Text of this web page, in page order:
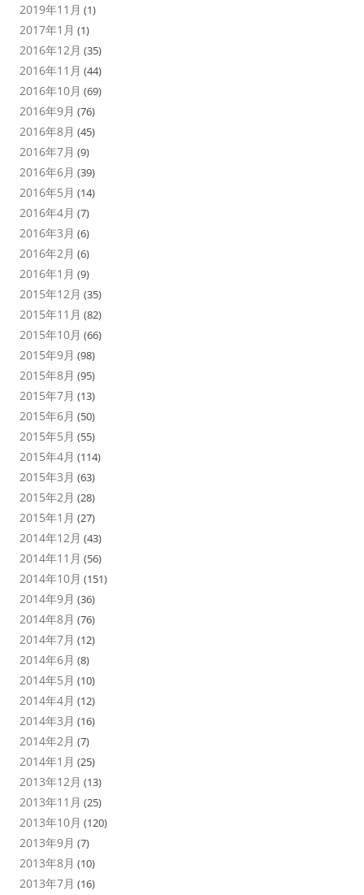
2019年11月 (1)
2017年1月 (1)
2016年12月 (35)
2016年11月 (44)
2016年10月 (69)
2016年9月 (76)
2016年8月 (45)
2016年7月 (9)
2016年6月 (39)
2016年5月 (14)
2016年4月 (7)
2016年3月 (6)
2016年2月 (6)
2016年1月 (9)
2015年12月 (35)
2015年11月 (82)
2015年10月 (66)
2015年9月 (98)
2015年8月 (95)
2015年7月 (13)
2015年6月 (50)
2015年5月 (55)
2015年4月 (114)
2015年3月 (63)
2015年2月 (28)
2015年1月 (27)
2014年12月 (43)
2014年11月 (56)
2014年10月 (151)
2014年9月 (36)
2014年8月 (76)
2014年7月 (12)
2014年6月 (8)
2014年5月 (10)
2014年4月 (12)
2014年3月 (16)
2014年2月 (7)
2014年1月 (25)
2013年12月 (13)
2013年11月 (25)
2013年10月 (120)
2013年9月 (7)
2013年8月 (10)
2013年7月 (16)